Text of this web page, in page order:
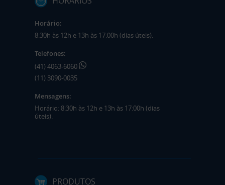
Horário:
8:30h às 12h e 13h às 17:00h (dias úteis).
Telefones:
(41) 4063-6060
(11) 3090-0035
Mensagens:
Horário: 8:30h às 12h e 13h às 17:00h (dias
úteis).
PRODUTOS